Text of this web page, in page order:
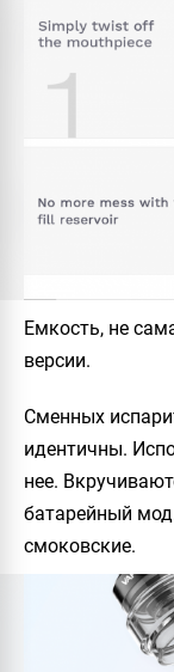
Емкость, не
версии.
Сменных
идентичны.
нее.
батарейный
смоковские.